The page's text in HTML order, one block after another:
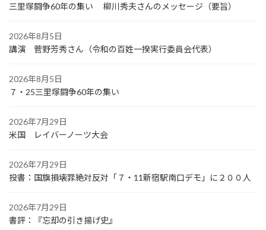
三里塚闘争60年の集い 柳川秀夫さんのメッセージ（要旨）
2026年8月5日
講演 菅野芳秀さん（令和の百姓一揆実行委員会代表）
2026年8月5日
７・25三里塚闘争60年の集い
2026年7月29日
米国 レイバーノーツ大会
2026年7月29日
投書：国旗損壊罪絶対反対「７・11新宿駅南口デモ」に２００人
2026年7月29日
書評：『忘却の引き揚げ史』